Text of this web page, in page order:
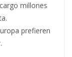
millones
prefieren